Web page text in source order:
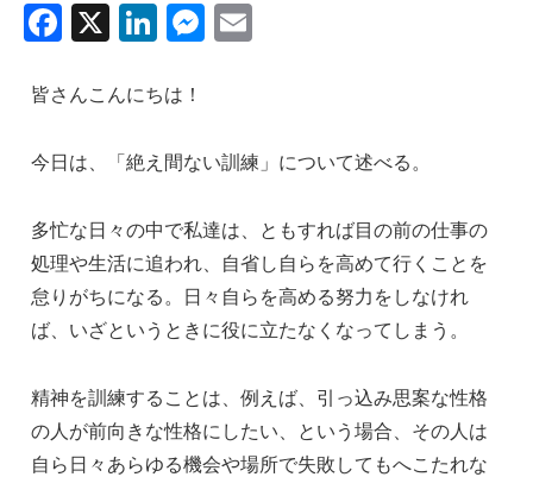
F
c
b
o
o
k
X
Li
k
dI
n
M
n
g
er
皆さんこんにちは！
今日は、「絶え間ない訓練」について述べる。
多忙な日々の中で私達は、ともすれば目の前の仕事の
処理や生活に追われ、自省し自らを高めて行くことを
怠りがちになる。日々自らを高める努力をしなけれ
ば、いざというときに役に立たなくなってしまう。
精神を訓練することは、例えば、引っ込み思案な性格
の人が前向きな性格にしたい、という場合、その人は
自ら日々あらゆる機会や場所で失敗してもへこたれな